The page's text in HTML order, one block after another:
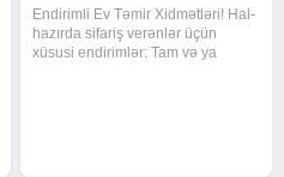
Endirimli Ev Təmir Xidmətləri! Hal-
hazırda sifariş verənlər üçün
xüsusi endirimlər: Tam və ya